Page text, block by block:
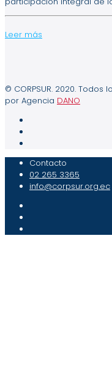
Leer más
© CORPSUR. 2020.
por Agencia DANO
Contacto
02 265 3365
info@corpsur.org.ec